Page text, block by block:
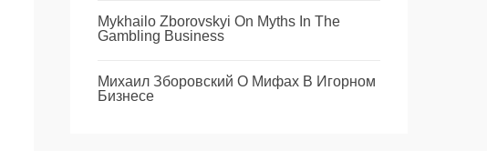
Mykhailo Zborovskyi On Myths In The
Gambling Business
Михаил Зборовский О Мифах В Игорном
Бизнесе